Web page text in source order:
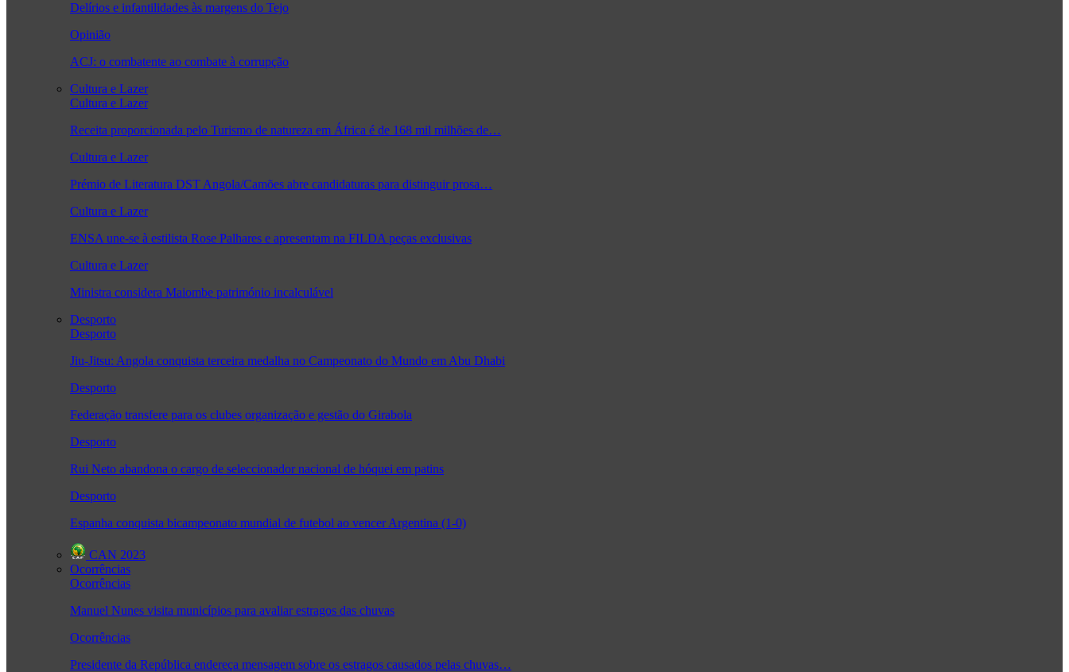
Delírios e infantilidades às margens do Tejo
Opinião
ACJ: o combatente ao combate à corrupção
Cultura e Lazer
Cultura e Lazer
Receita proporcionada pelo Turismo de natureza em África é de 168 mil milhões de…
Cultura e Lazer
Prémio de Literatura DST Angola/Camões abre candidaturas para distinguir prosa…
Cultura e Lazer
ENSA une-se à estilista Rose Palhares e apresentam na FILDA peças exclusivas
Cultura e Lazer
Ministra considera Maiombe património incalculável
Desporto
Desporto
Jiu-Jitsu: Angola conquista terceira medalha no Campeonato do Mundo em Abu Dhabi
Desporto
Federação transfere para os clubes organização e gestão do Girabola
Desporto
Rui Neto abandona o cargo de seleccionador nacional de hóquei em patins
Desporto
Espanha conquista bicampeonato mundial de futebol ao vencer Argentina (1-0)
CAN 2023
Ocorrências
Ocorrências
Manuel Nunes visita municípios para avaliar estragos das chuvas
Ocorrências
Presidente da República endereça mensagem sobre os estragos causados pelas chuvas…